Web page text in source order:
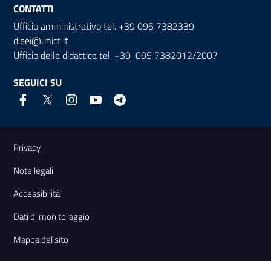
CONTATTI
Ufficio amministrativo tel. +39 095 7382339
dieei@unict.it
Ufficio della didattica tel. +39 095 7382012/2007
SEGUICI SU
Link e informazioni utili
Privacy
Note legali
Accessibilità
Dati di monitoraggio
Mappa del sito